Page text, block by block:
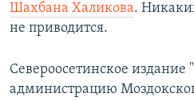
Шахбана Халикова.
не приводится.
Североосетинское издание
администрацию